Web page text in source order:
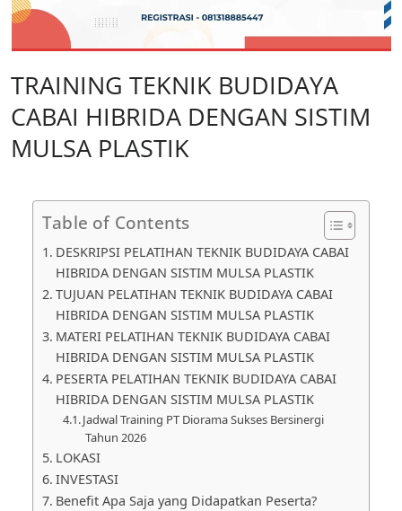
TRAINING TEKNIK BUDIDAYA
CABAI HIBRIDA DENGAN SISTIM
MULSA PLASTIK
Table of Contents
DESKRIPSI PELATIHAN TEKNIK BUDIDAYA CABAI
HIBRIDA DENGAN SISTIM MULSA PLASTIK
TUJUAN PELATIHAN TEKNIK BUDIDAYA CABAI
HIBRIDA DENGAN SISTIM MULSA PLASTIK
MATERI PELATIHAN TEKNIK BUDIDAYA CABAI
HIBRIDA DENGAN SISTIM MULSA PLASTIK
PESERTA PELATIHAN TEKNIK BUDIDAYA CABAI
HIBRIDA DENGAN SISTIM MULSA PLASTIK
Jadwal Training PT Diorama Sukses Bersinergi
Tahun 2026
LOKASI
INVESTASI
Benefit Apa Saja yang Didapatkan Peserta?